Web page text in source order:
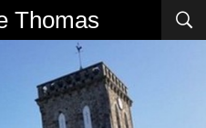
Thomas